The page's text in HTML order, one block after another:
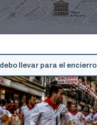
llevar para el encierro